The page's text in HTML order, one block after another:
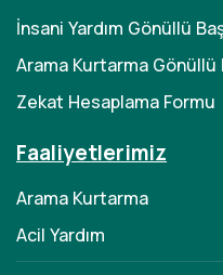
İnsani Yardım Gönüllü
Arama Kurtarma Gönüllü
Zekat Hesaplama Formu
Faaliyetlerimiz
Arama Kurtarma
Acil Yardım